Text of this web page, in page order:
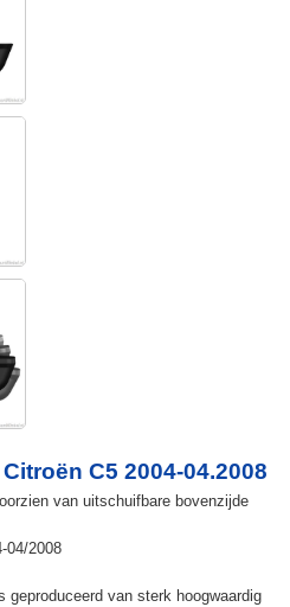
C5 2004-04.2008
van uitschuifbare bovenzijde
04/2008
geproduceerd van sterk hoogwaardig